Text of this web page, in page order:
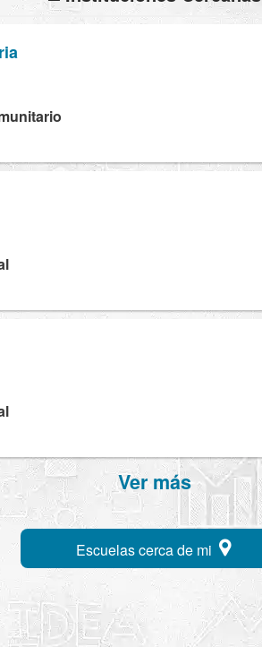
Ver más
Escuelas cerca de mi